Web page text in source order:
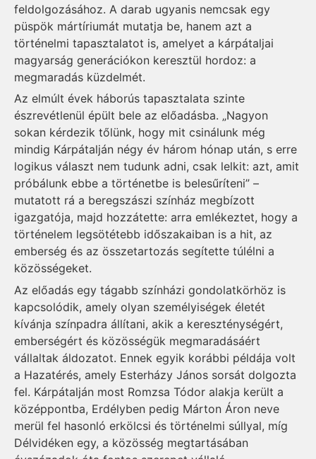
feldolgozásához. A darab ugyanis nemcsak egy
püspök mártíriumát mutatja be, hanem azt a
történelmi tapasztalatot is, amelyet a kárpátaljai
magyarság generációkon keresztül hordoz: a
megmaradás küzdelmét.
Az elmúlt évek háborús tapasztalata szinte
észrevétlenül épült bele az előadásba. „Nagyon
sokan kérdezik tőlünk, hogy mit csinálunk még
mindig Kárpátalján négy év három hónap után, s erre
logikus választ nem tudunk adni, csak lelkit: azt, amit
próbálunk ebbe a történetbe is belesűríteni” –
mutatott rá a beregszászi színház megbízott
igazgatója, majd hozzátette: arra emlékeztet, hogy a
történelem legsötétebb időszakaiban is a hit, az
emberség és az összetartozás segítette túlélni a
közösségeket.
Az előadás egy tágabb színházi gondolatkörhöz is
kapcsolódik, amely olyan személyiségek életét
kívánja színpadra állítani, akik a kereszténységért,
emberségért és közösségük megmaradásáért
vállaltak áldozatot. Ennek egyik korábbi példája volt
a Hazatérés, amely Esterházy János sorsát dolgozta
fel. Kárpátalján most Romzsa Tódor alakja került a
középpontba, Erdélyben pedig Márton Áron neve
merül fel hasonló erkölcsi és történelmi súllyal, míg
Délvidéken egy, a közösség megtartásában